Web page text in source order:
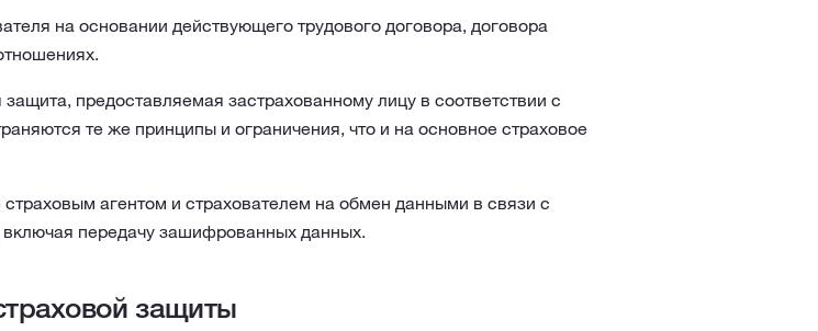
на основании действующего трудового договора, договора
предоставляемая застрахованному лицу в соответствии с
те же принципы и ограничения, что и на основное страховое
агентом и страхователем на обмен данными в связи с
передачу зашифрованных данных.
защиты